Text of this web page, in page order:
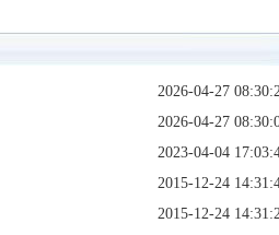
2026-04-27
2026-04-27
2023-04-04
2015-12-24
2015-12-24